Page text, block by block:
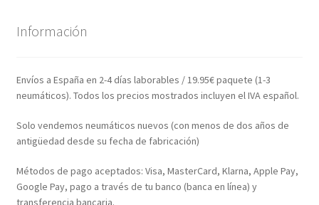
Información
Envíos a España en 2-4 días laborables / 19.95€ paquete (1-3
neumáticos). Todos los precios mostrados incluyen el IVA español.
Solo vendemos neumáticos nuevos (con menos de dos años de
antigüedad desde su fecha de fabricación)
Métodos de pago aceptados: Visa, MasterCard, Klarna, Apple Pay,
Google Pay, pago a través de tu banco (banca en línea) y
transferencia bancaria.